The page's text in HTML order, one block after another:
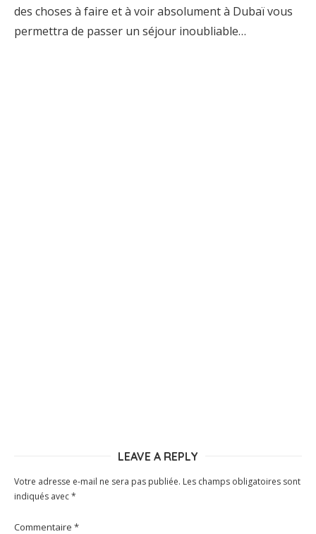
des choses à faire et à voir absolument à Dubaï vous
permettra de passer un séjour inoubliable…
LEAVE A REPLY
Votre adresse e-mail ne sera pas publiée. Les champs obligatoires sont
indiqués avec*
Commentaire *